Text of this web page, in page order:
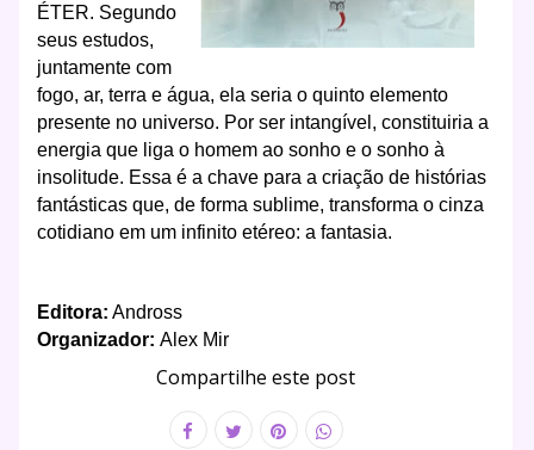
ÉTER. Segundo
seus estudos,
juntamente com
fogo, ar, terra e água, ela seria o quinto elemento
presente no universo. Por ser intangível, constituiria a
energia que liga o homem ao sonho e o sonho à
insolitude. Essa é a chave para a criação de histórias
fantásticas que, de forma sublime, transforma o cinza
cotidiano em um infinito etéreo: a fantasia.
Editora: Andross
Organizador: Alex Mir
Compartilhe este post